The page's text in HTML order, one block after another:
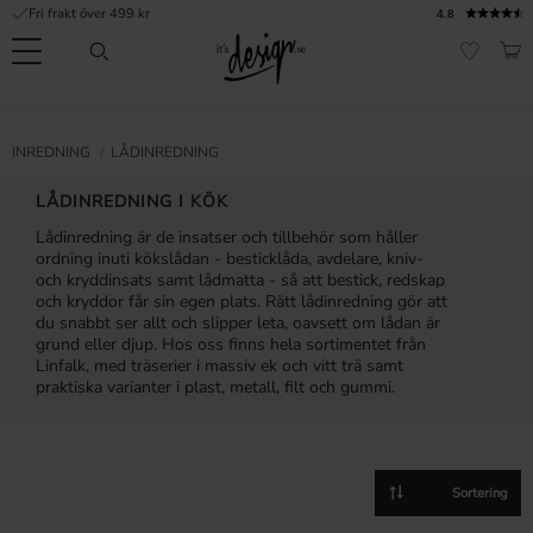
Meny
4.8
Fri frakt över 499 kr
INREDNING LÅDINREDNING
LÅDINREDNING I KÖK
Lådinredning är de insatser och tillbehör som håller
ordning inuti kökslådan - besticklåda, avdelare, kniv-
och kryddinsats samt lådmatta - så att bestick, redskap
och kryddor får sin egen plats. Rätt lådinredning gör att
du snabbt ser allt och slipper leta, oavsett om lådan är
grund eller djup. Hos oss finns hela sortimentet från
Linfalk, med träserier i massiv ek och vitt trä samt
praktiska varianter i plast, metall, filt och gummi.
Vanliga frågor
Inspiration & Tips